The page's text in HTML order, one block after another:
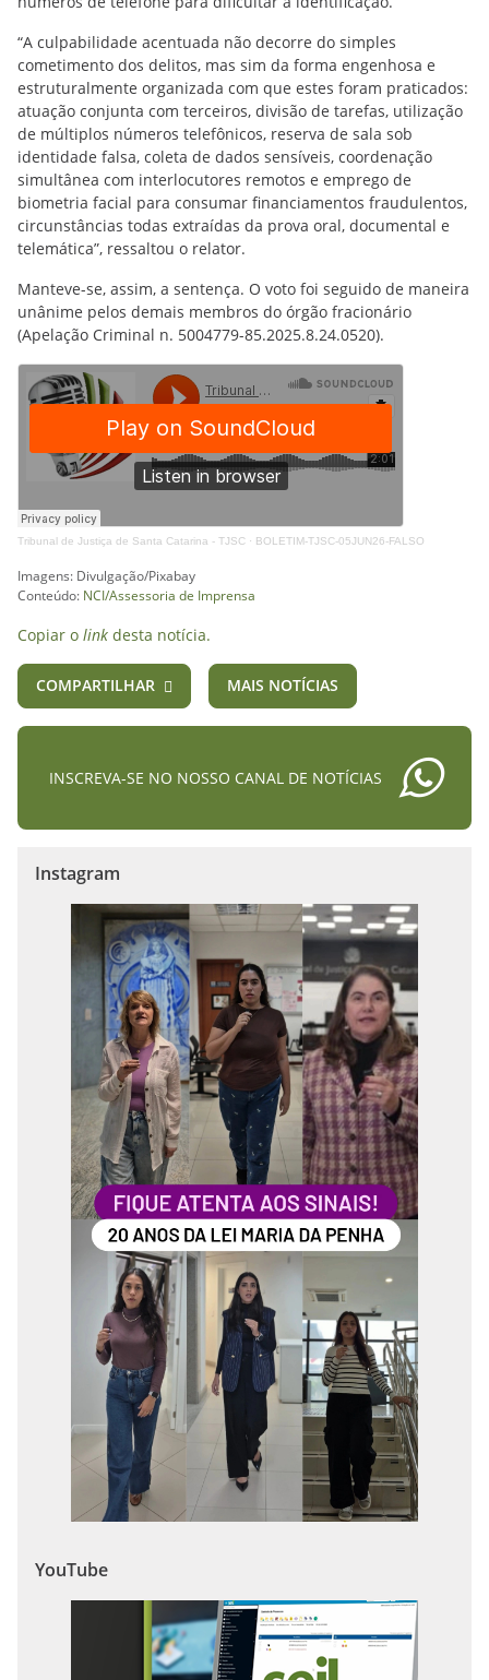
“A culpabilidade acentuada não decorre do simples
cometimento dos delitos, mas sim da forma engenhosa e
estruturalmente organizada com que estes foram praticados:
atuação conjunta com terceiros, divisão de tarefas, utilização
de múltiplos números telefônicos, reserva de sala sob
identidade falsa, coleta de dados sensíveis, coordenação
simultânea com interlocutores remotos e emprego de
biometria facial para consumar financiamentos fraudulentos,
circunstâncias todas extraídas da prova oral, documental e
telemática”, ressaltou o relator.
Manteve-se, assim, a sentença. O voto foi seguido de maneira
unânime pelos demais membros do órgão fracionário
(Apelação Criminal n. 5004779-85.2025.8.24.0520).
Tribunal de Justiça de Santa Catarina - TJSC · BOLETIM-TJSC-05JUN26-FALSO
Imagens: Divulgação/Pixabay
Conteúdo: NCI/Assessoria de Imprensa
Copiar o link desta notícia.
COMPARTILHAR MAIS NOTÍCIAS
INSCREVA-SE NO NOSSO CANAL DE NOTÍCIAS
Instagram
YouTube